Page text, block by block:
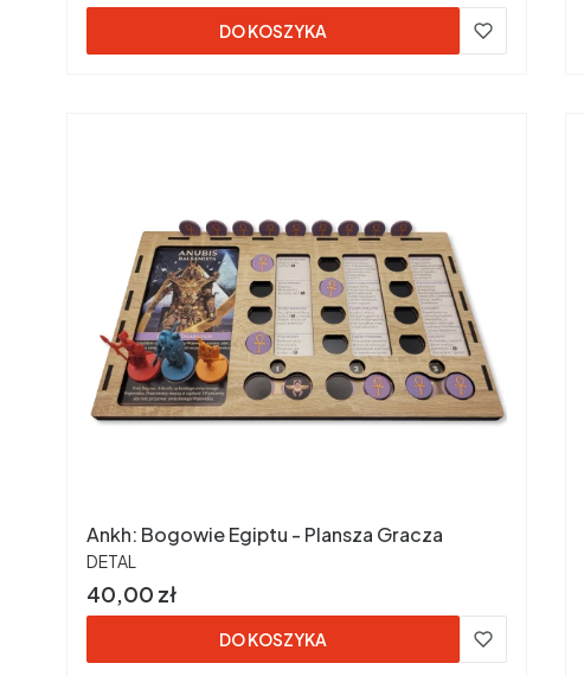
DO KOSZYKA
Ankh: Bogowie Egiptu - Plansza Gracza
PRODUCENT
DETAL
Cena
40,00 zł
DO KOSZYKA